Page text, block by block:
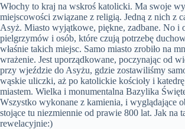
Włochy to kraj na wskroś katolicki. Ma swoje
miejscowości związane z religią. Jedną z nich z
Asyż. Miasto wyjątkowe, piękne, zadbane. No i
pielgrzymów i osób, które czują potrzebę
właśnie takich miejsc. Samo miasto zrobiło na
wrażenie. Jest uporządkowane, poczynając od
przy wjeździe do Asyżu, gdzie zostawiliśmy
wąskie uliczki, aż po katolickie kościoły i
miastem. Wielka i monumentalna Bazylika
Wszystko wykonane z kamienia, i wyglądające
stojące tu niezmiennie od prawie 800 lat. Jak na
rewelacyjnie:)